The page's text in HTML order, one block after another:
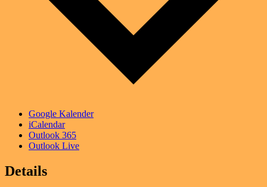
Google Kalender
iCalendar
Outlook 365
Outlook Live
Details